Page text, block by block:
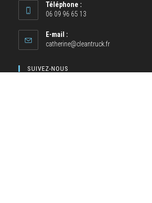
Téléphone :
06 09 96 65 13
E-mail :
catherine@cleantruck.fr
SUIVEZ-NOUS